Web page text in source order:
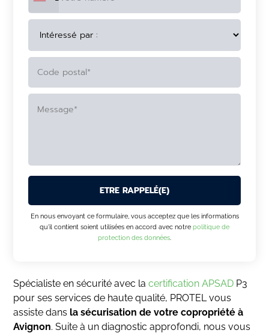
En nous envoyant ce formulaire, vous acceptez que les informations
qu'il contient soient utilisées en accord avec notre politique de
protection des données.
Spécialiste en sécurité avec lacertification APSAD P3
pour ses services de haute qualité, PROTEL vous
assiste dans la sécurisation de votre copropriété à
Avignon. Suite à un diagnostic approfondi, nous vous